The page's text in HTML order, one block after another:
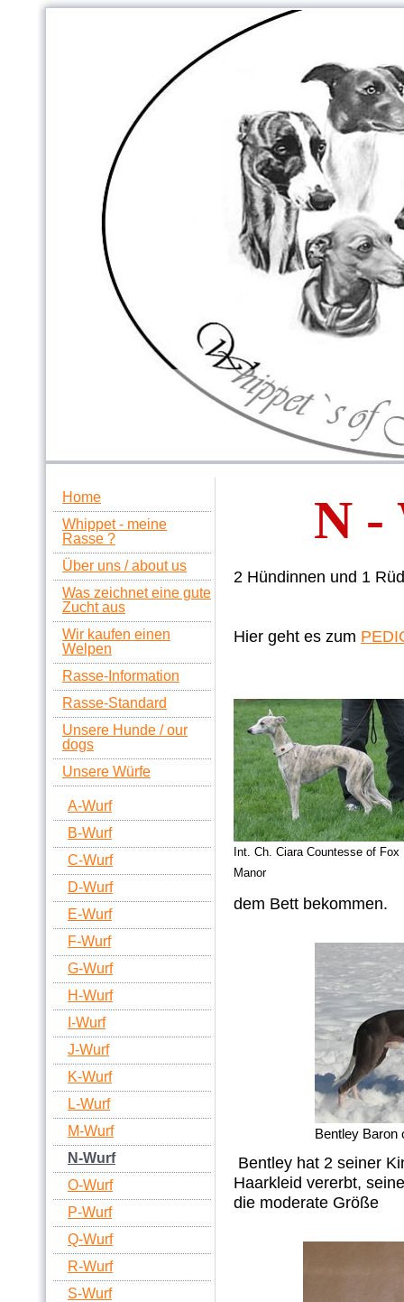
Home
Whippet - meine
Rasse ?
Über uns / about us
Was zeichnet eine gute
Zucht aus
Wir kaufen einen
Welpen
Rasse-Information
Rasse-Standard
Unsere Hunde / our
dogs
Unsere Würfe
A-Wurf
B-Wurf
C-Wurf
D-Wurf
E-Wurf
F-Wurf
G-Wurf
H-Wurf
I-Wurf
J-Wurf
K-Wurf
L-Wurf
M-Wurf
N-Wurf
O-Wurf
P-Wurf
Q-Wurf
R-Wurf
S-Wurf
N -
2 Hündinnen und 1
Hier geht es zum
Int. Ch. Ciara Countesse of Fox
Manor
dem Bett bekommen.
Bentley Baron
Bentley hat 2 seiner
Haarkleid vererbt,
die moderate Größe